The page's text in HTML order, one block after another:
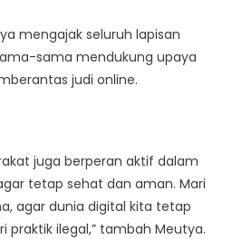
mengajak seluruh lapisan
sama mendukung upaya
judi online.
juga berperan aktif dalam
tetap sehat dan aman. Mari
agar dunia digital kita tetap
praktik ilegal,” tambah Meutya.